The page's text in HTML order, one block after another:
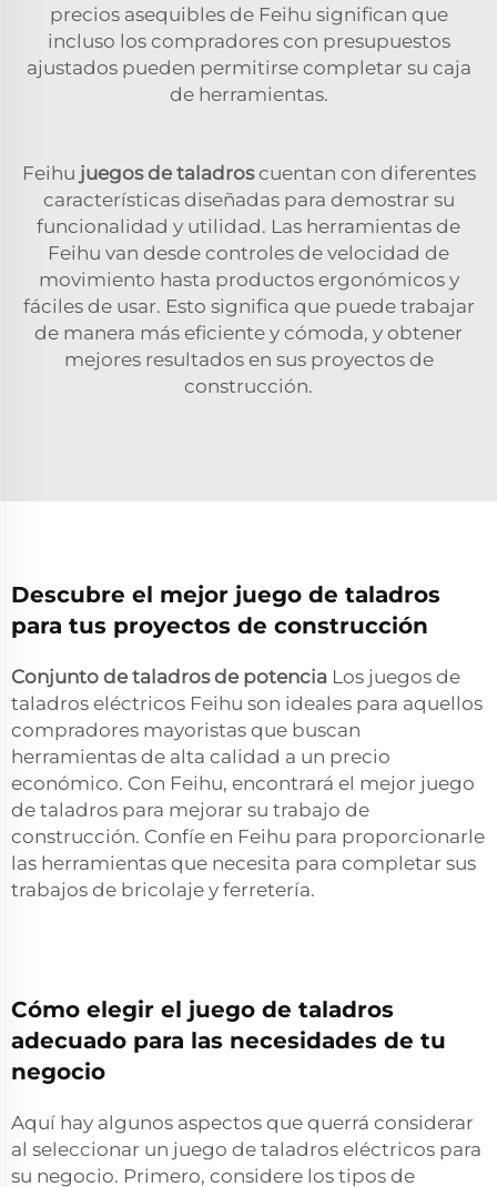
precios asequibles de Feihu significan que
incluso los compradores con presupuestos
ajustados pueden permitirse completar su caja
de herramientas.
Feihu juegos de taladroscuentan con diferentes
características diseñadas para demostrar su
funcionalidad y utilidad. Las herramientas de
Feihu van desde controles de velocidad de
movimiento hasta productos ergonómicos y
fáciles de usar. Esto significa que puede trabajar
de manera más eficiente y cómoda, y obtener
mejores resultados en sus proyectos de
construcción.
Descubre el mejor juego de taladros
para tus proyectos de construcción
Conjunto de taladros de potencia Los juegos de
taladros eléctricos Feihu son ideales para aquellos
compradores mayoristas que buscan
herramientas de alta calidad a un precio
económico. Con Feihu, encontrará el mejor juego
de taladros para mejorar su trabajo de
construcción. Confíe en Feihu para proporcionarle
las herramientas que necesita para completar sus
trabajos de bricolaje y ferretería.
Cómo elegir el juego de taladros
adecuado para las necesidades de tu
negocio
Aquí hay algunos aspectos que querrá considerar
al seleccionar un juego de taladros eléctricos para
su negocio. Primero, considere los tipos de